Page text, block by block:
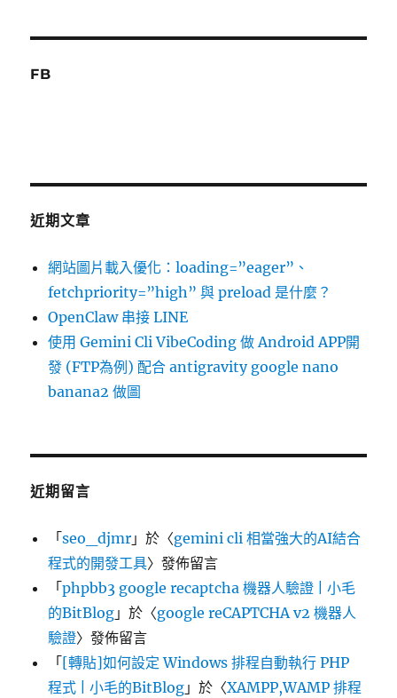
FB
近期文章
網站圖片載入優化：loading=”eager”、
fetchpriority=”high” 與 preload 是什麼？
OpenClaw 串接 LINE
使用 Gemini Cli VibeCoding 做 Android APP開
發 (FTP為例) 配合 antigravity google nano
banana2 做圖
近期留言
「seo_djmr 」於〈gemini cli 相當強大的AI結合
程式的開發工具〉發佈留言
「phpbb3 google recaptcha 機器人驗證 | 小毛
的BitBlog 」於〈google reCAPTCHA v2 機器人
驗證〉發佈留言
「[轉貼]如何設定 Windows 排程自動執行 PHP
程式 | 小毛的BitBlog 」於〈XAMPP,WAMP 排程